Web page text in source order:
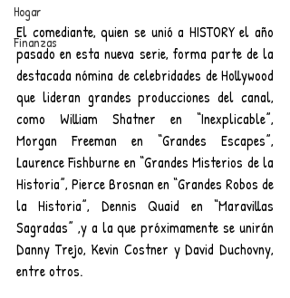
Hogar
Finanzas
El comediante, quien se unió a HISTORY el año
pasado en esta nueva serie, forma parte de la
destacada nómina de celebridades de Hollywood
que lideran grandes producciones del canal,
como William Shatner en “Inexplicable”,
Morgan Freeman en “Grandes Escapes”,
Laurence Fishburne en “Grandes Misterios de la
Historia”, Pierce Brosnan en “Grandes Robos de
la Historia”, Dennis Quaid en “Maravillas
Sagradas” ,y a la que próximamente se unirán
Danny Trejo, Kevin Costner y David Duchovny,
entre otros.